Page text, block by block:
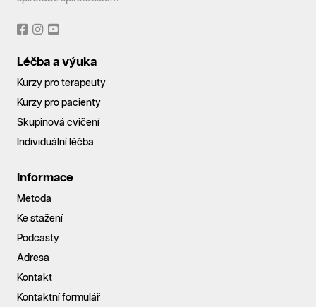
Léčba a výuka
Kurzy pro terapeuty
Kurzy pro pacienty
Skupinová cvičení
Individuální léčba
Informace
Metoda
Ke stažení
Podcasty
Adresa
Kontakt
Kontaktní formulář